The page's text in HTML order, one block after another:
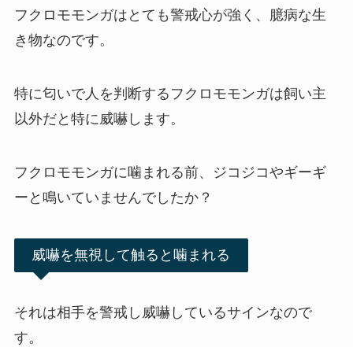
フクロモモンガはとても警戒心が強く、臆病な生
き物なのです。
特に匂いで人を判断するフクロモモンガは飼い主
以外だと特に威嚇します。
フクロモモンガに噛まれる前、ジコジコやギーギ
ーと鳴いていませんでしたか？
威嚇を無視して触ると噛まれる
それは相手を警戒し威嚇しているサインなので
す。